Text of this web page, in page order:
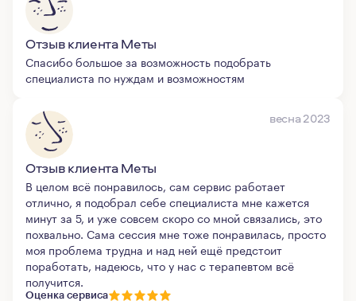
Отзыв клиента Меты
Спасибо большое за возможность подобрать
специалиста по нуждам и возможностям
весна 2023
Отзыв клиента Меты
В целом всё понравилось, сам сервис работает
отлично, я подобрал себе специалиста мне кажется
минут за 5, и уже совсем скоро со мной связались, это
похвально. Сама сессия мне тоже понравилась, просто
моя проблема трудна и над ней ещё предстоит
поработать, надеюсь, что у нас с терапевтом всё
получится.
Оценка сервиса